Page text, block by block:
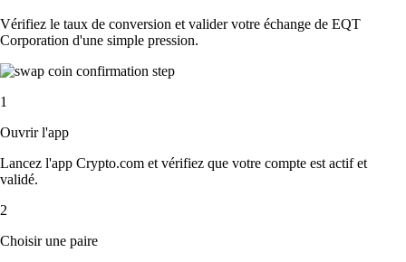
Vérifiez le taux de conversion et valider votre échange de EQT
Corporation d'une simple pression.
1
Ouvrir l'app
Lancez l'app Crypto.com et vérifiez que votre compte est actif et
validé.
2
Choisir une paire